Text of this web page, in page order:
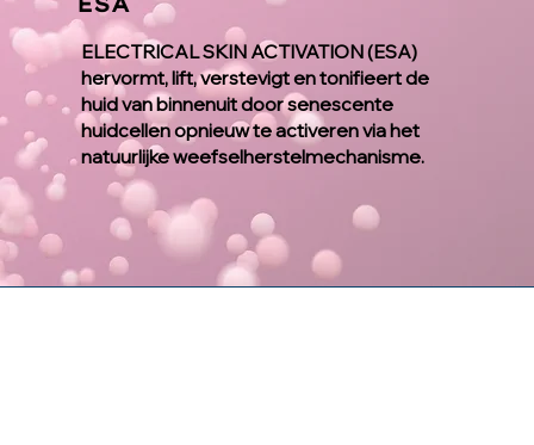
ELECTRICAL SKIN ACTIVATION (ESA)
hervormt, lift, verstevigt en tonifieert de
huid van binnenuit door senescente
huidcellen opnieuw te activeren via het
natuurlijke weefselherstelmechanisme.